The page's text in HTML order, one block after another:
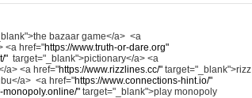
bazaar game</a> <a
<a href="https://www.truth-or-dare.org"
" target="_blank">pictionary</a> <a
a> <a href="https://www.rizzlines.cc/" target="_blank">rizz
a> <a href="https://www.connections-hint.io/"
monopoly.online/" target="_blank">play monopoly